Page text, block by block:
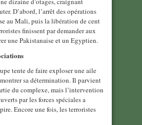
D’abord, l’arrêt des opérations
au Mali, puis la libération de cent
finissent par demander aux
une Pakistanaise et un Egyptien.
tente de faire exploser une aile
sa détermination. Il parvient
du complexe, mais l’intervention
par les forces spéciales a
Encore une fois, les terroristes